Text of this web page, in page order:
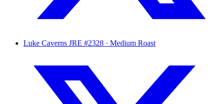
Luke Caverns JRE #2328 · Medium Roast